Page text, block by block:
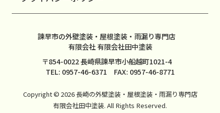
諫早市の外壁塗装・屋根塗装・雨漏り専門店
有限会社 有限会社田中塗装
〒854-0022 長崎県諫早市小船越町1021-4
TEL: 0957-46-6371 FAX: 0957-46-8771
Copyright © 2026 長崎の外壁塗装・屋根塗装・雨漏り専門店
有限会社田中塗装. All Rights Reserved.